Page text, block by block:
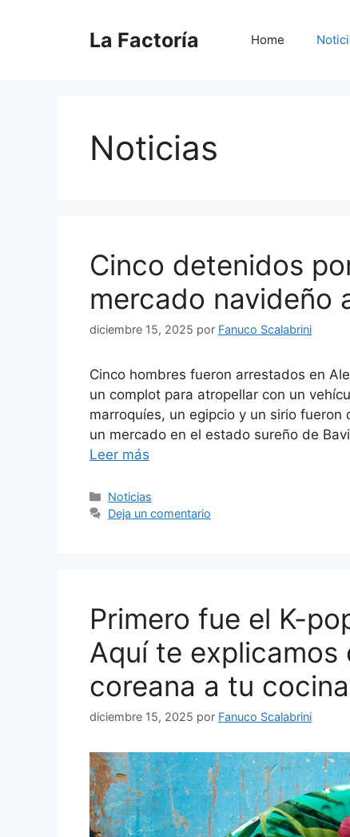
La Factoría Home
Noticias
Cinco detenidos
mercado navideño
diciembre 15, 2025 por Fanuco Scalabrini
Cinco hombres fueron arrestados en
un complot para atropellar con un
marroquíes, un egipcio y un sirio
un mercado en el estado sureño de
Leer más
Categorías
Noticias
Deja un comentario
Primero fue el K-
Aquí te explicamos
coreana a tu
diciembre 15, 2025 por Fanuco Scalabrini